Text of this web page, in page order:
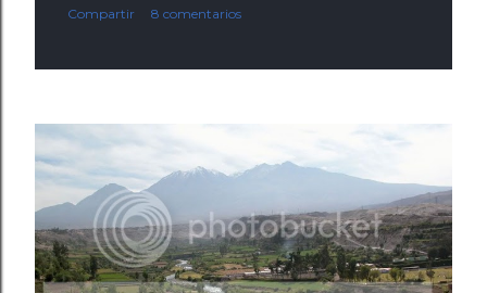
Compartir 8 comentarios